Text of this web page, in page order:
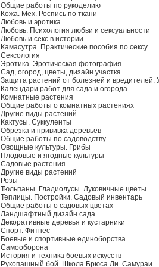
Общие работы по рукоделию
Кожа. Мех. Роспись по ткани
Любовь и эротика
Любовь. Психология любви и сексуальности
Любовь и секс в истории
Камасутра. Практические пособия по сексу
Сексология
Эротика. Эротическая фотография
Сад, огород, цветы, дизайн участка
Защита растений от болезней и вредителей.
Календари работ для сада и огорода
Комнатные растения
Общие работы о комнатных растениях
Другие виды растений
Кактусы. Суккуленты
Обрезка и прививка деревьев
Общие работы по садоводству
Овощные культуры. Грибы
Плодовые и ягодные культуры
Садовые растения
Другие виды растений
Розы
Тюльпаны. Гладиолусы. Луковичные цветы
Теплицы. Постройки. Садовый инвентарь
Общие работы о садовых цветах
Ландшафтный дизайн сада
Декоративные деревья и кустарники
Спорт. Фитнес
Боевые и спортивные единоборства
Самооборона
История и техника боевых искусств
Рукопашный бой. Школа Брюса Ли. Самураи